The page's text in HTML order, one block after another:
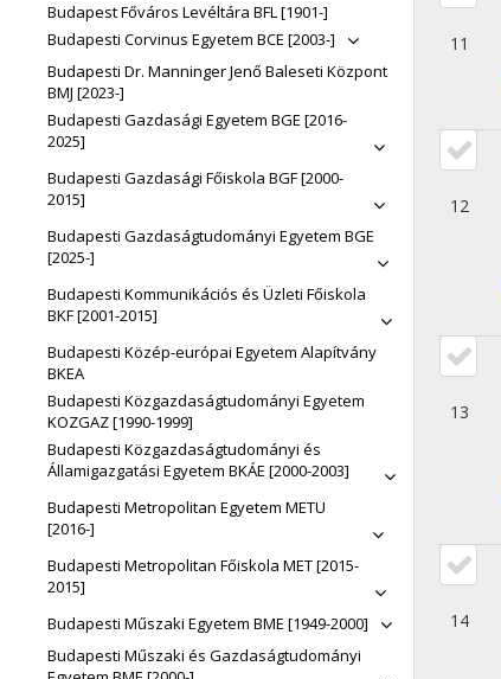
Budapest Főváros Levéltára BFL [1901-]
Budapesti Corvinus Egyetem BCE [2003-]
Budapesti Dr. Manninger Jenő Baleseti Központ
BMJ [2023-]
Budapesti Gazdasági Egyetem BGE [2016-
2025]
Budapesti Gazdasági Főiskola BGF [2000-
2015]
Budapesti Gazdaságtudományi Egyetem BGE
[2025-]
Budapesti Kommunikációs és Üzleti Főiskola
BKF [2001-2015]
Budapesti Közép-európai Egyetem Alapítvány
BKEA
Budapesti Közgazdaságtudományi Egyetem
KOZGAZ [1990-1999]
Budapesti Közgazdaságtudományi és
Államigazgatási Egyetem BKÁE [2000-2003]
Budapesti Metropolitan Egyetem METU
[2016-]
Budapesti Metropolitan Főiskola MET [2015-
2015]
Budapesti Műszaki Egyetem BME [1949-2000]
Budapesti Műszaki és Gazdaságtudományi
11
12
13
14